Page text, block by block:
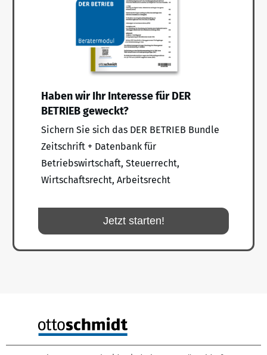
Haben wir Ihr Interesse für DER
BETRIEB geweckt?
Sichern Sie sich das DER BETRIEB Bundle
Zeitschrift + Datenbank für
Betriebswirtschaft, Steuerrecht,
Wirtschaftsrecht, Arbeitsrecht
Jetzt starten!